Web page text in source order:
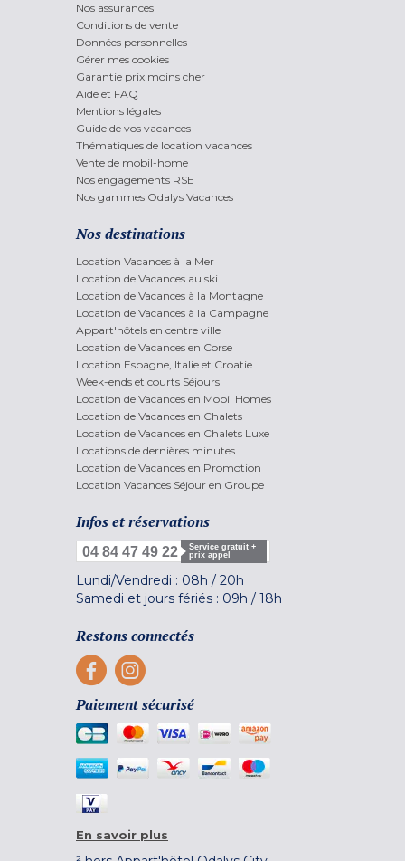
Nos assurances
Conditions de vente
Données personnelles
Gérer mes cookies
Garantie prix moins cher
Aide et FAQ
Mentions légales
Guide de vos vacances
Thématiques de location vacances
Vente de mobil-home
Nos engagements RSE
Nos gammes Odalys Vacances
Nos destinations
Location Vacances à la Mer
Location de Vacances au ski
Location de Vacances à la Montagne
Location de Vacances à la Campagne
Appart'hôtels en centre ville
Location de Vacances en Corse
Location Espagne, Italie et Croatie
Week-ends et courts Séjours
Location de Vacances en Mobil Homes
Location de Vacances en Chalets
Location de Vacances en Chalets Luxe
Locations de dernières minutes
Location de Vacances en Promotion
Location Vacances Séjour en Groupe
Infos et réservations
04 84 47 49 22
Service gratuit +
prix appel
Lundi/Vendredi : 08h / 20h
Samedi et jours fériés : 09h / 18h
Restons connectés
Paiement sécurisé
En savoir plus